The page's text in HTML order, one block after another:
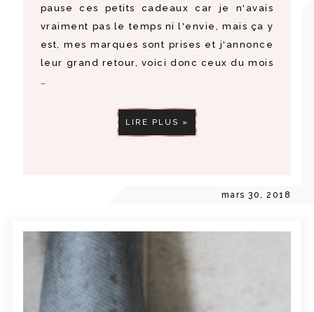
mars 30, 2018
pause ces petits cadeaux car je n'avais
vraiment pas le temps ni l'envie, mais ça y
est, mes marques sont prises et j'annonce
leur grand retour, voici donc ceux du mois
…
LIRE PLUS »